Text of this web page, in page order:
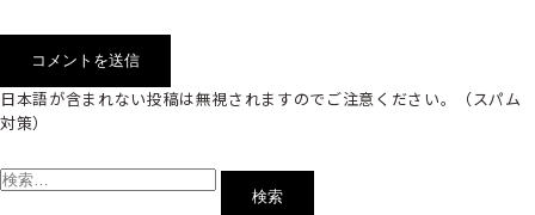
日本語が含まれない投稿は無視されますのでご注意ください。（スパム
対策）
索: